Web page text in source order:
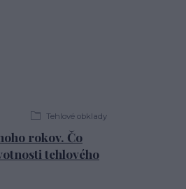
Tehlové obklady
rokov. Čo
tehlového